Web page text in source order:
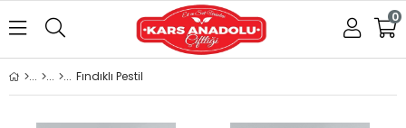
0
Fındıklı Pestil